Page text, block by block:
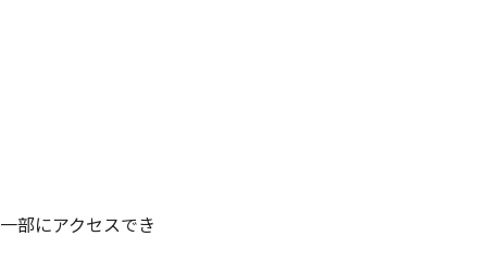
部にアクセスでき